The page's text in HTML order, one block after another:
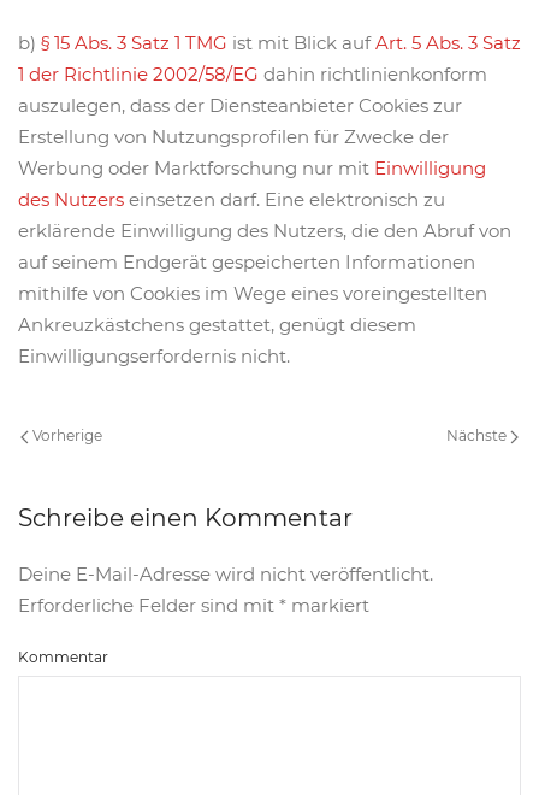
b) § 15 Abs. 3 Satz 1 TMG ist mit Blick aufArt. 5 Abs. 3 Satz
1 der Richtlinie 2002/58/EG dahin richtlinienkonform
auszulegen, dass der Diensteanbieter Cookies zur
Erstellung von Nutzungsprofilen für Zwecke der
Werbung oder Marktforschung nur mit Einwilligung
des Nutzers einsetzen darf. Eine elektronisch zu
erklärende Einwilligung des Nutzers, die den Abruf von
auf seinem Endgerät gespeicherten Informationen
mithilfe von Cookies im Wege eines voreingestellten
Ankreuzkästchens gestattet, genügt diesem
Einwilligungserfordernis nicht.
Vorherige Nächste
Schreibe einen Kommentar
Deine E-Mail-Adresse wird nicht veröffentlicht.
Erforderliche Felder sind mit * markiert
Kommentar